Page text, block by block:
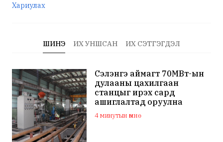
Хариулах
ШИНЭ ИХ УНШСАН ИХ СЭТГЭГДЭЛ
Сэлэнгэ аймагт 70МВт-ын
дулааны цахилгаан
станцыг ирэх сард
ашиглалтад оруулна
4 минутын өмнө